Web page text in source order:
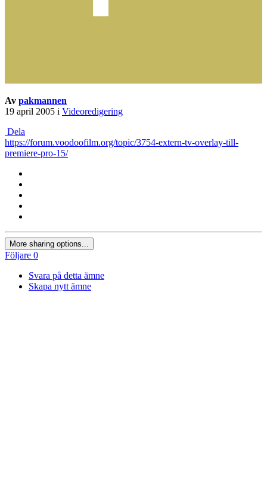
Av pakmannen
19 april 2005 i Videoredigering
Dela
https://forum.voodoofilm.org/topic/3754-extern-tv-overlay-till-
premiere-pro-15/
More sharing options...
Följare 0
Svara på detta ämne
Skapa nytt ämne